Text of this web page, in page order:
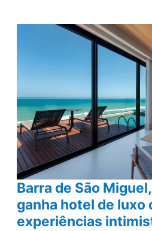
por
um
dos
principais
destinos
do
litoral
alagoano
Barra de São
ganha hotel de luxo
experiências